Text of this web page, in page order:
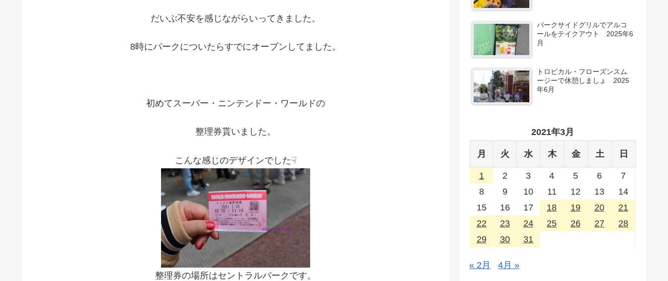
だいぶ不安を感じながらいってきました。
8時にパークについたらすでにオープンしてました。
初めてスーパー・ニンテンドー・ワールドの
整理券貰いました。
こんな感じのデザインでした☟
整理券の場所はセントラルパークです。
パークサイドグリルでアルコ
ールをテイクアウト 2025年6
月
トロピカル・フローズンスム
ージーで休憩しましょ 2025
年6月
2021年3月
月 火 水 木 金 土 日
1 2 3 4 5 6
7
8
9 10 11 12 13
14
15
16 17 18 19 20
21
22
23 24 25 26 27
28
29
30 31
« 2月 4月 »